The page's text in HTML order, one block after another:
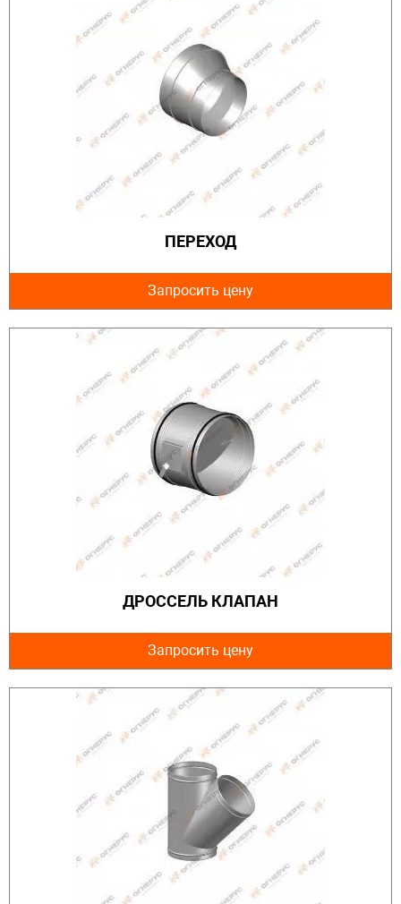
ПЕРЕХОД
Запросить цену
ДРОССЕЛЬ КЛАПАН
Запросить цену